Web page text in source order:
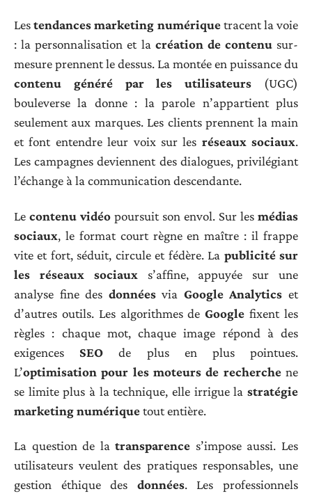
Lestendances marketing numériquetracent la voie
: la personnalisation et la création de contenusur-
mesure prennent le dessus. La montée en puissance du
contenu généré par les utilisateurs (UGC)
bouleverse la donne : la parole n’appartient plus
seulement aux marques. Les clients prennent la main
et font entendre leur voix sur les réseaux sociaux.
Les campagnes deviennent des dialogues, privilégiant
l’échange à la communication descendante.
Le contenu vidéo poursuit son envol. Sur les médias
sociaux, le format court règne en maître : il frappe
vite et fort, séduit, circule et fédère. La publicité sur
les réseaux sociaux s’affine, appuyée sur une
analyse fine des donnéesvia Google Analytics et
d’autres outils. Les algorithmes deGoogle fixent les
règles : chaque mot, chaque image répond à des
exigences SEO de plus en plus pointues.
L’optimisation pour les moteurs de recherchene
se limite plus à la technique, elle irrigue la stratégie
marketing numériquetout entière.
La question de latransparence s’impose aussi. Les
utilisateurs veulent des pratiques responsables, une
gestion éthique des données. Les professionnels